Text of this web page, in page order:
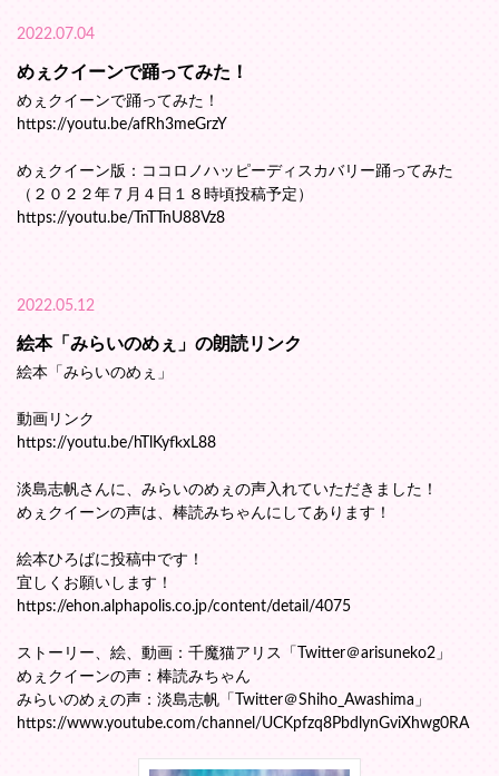
2022.07.04
めぇクイーンで踊ってみた！
めぇクイーンで踊ってみた！
https://youtu.be/afRh3meGrzY
めぇクイーン版：ココロノハッピーディスカバリー踊ってみた
（２０２２年７月４日１８時頃投稿予定）
https://youtu.be/TnTTnU88Vz8
2022.05.12
絵本「みらいのめぇ」の朗読リンク
絵本「みらいのめぇ」
動画リンク
https://youtu.be/hTlKyfkxL88
淡島志帆さんに、みらいのめぇの声入れていただきました！
めぇクイーンの声は、棒読みちゃんにしてあります！
絵本ひろばに投稿中です！
宜しくお願いします！
https://ehon.alphapolis.co.jp/content/detail/4075
ストーリー、絵、動画：千魔猫アリス「Twitter＠arisuneko2」
めぇクイーンの声：棒読みちゃん
みらいのめぇの声：淡島志帆「Twitter＠Shiho_Awashima」
https://www.youtube.com/channel/UCKpfzq8PbdlynGviXhwg0RA